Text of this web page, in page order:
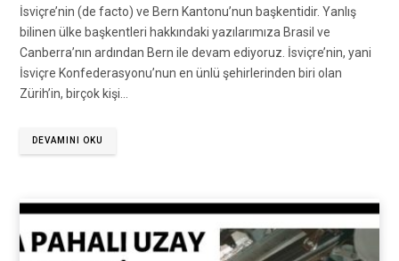
İsviçre’nin (de facto) ve Bern Kantonu’nun başkentidir. Yanlış
bilinen ülke başkentleri hakkındaki yazılarımıza Brasil ve
Canberra’nın ardından Bern ile devam ediyoruz. İsviçre’nin, yani
İsviçre Konfederasyonu’nun en ünlü şehirlerinden biri olan
Zürih’in, birçok kişi…
DEVAMINI OKU